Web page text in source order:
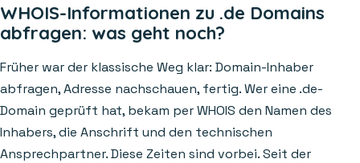
WHOIS-Informationen zu .de Domains
abfragen: was geht noch?
Früher war der klassische Weg klar: Domain-Inhaber
abfragen, Adresse nachschauen, fertig. Wer eine .de-
Domain geprüft hat, bekam per WHOIS den Namen des
Inhabers, die Anschrift und den technischen
Ansprechpartner. Diese Zeiten sind vorbei. Seit der